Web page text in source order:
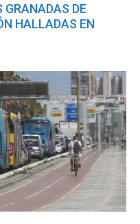
GRANADAS DE
HALLADAS EN